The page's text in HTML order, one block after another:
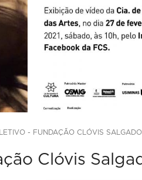
- FUNDAÇÃO CLÓVIS SALGADO
Clóvis